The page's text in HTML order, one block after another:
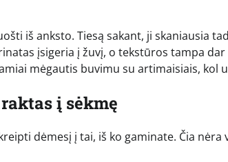
iš anksto. Tiesą sakant, ji skaniausia
įsigeria į žuvį, o tekstūros tampa dar
mėgautis buvimu su artimaisiais, kol
į sėkmę
dėmesį į tai, iš ko gaminate. Čia nėra